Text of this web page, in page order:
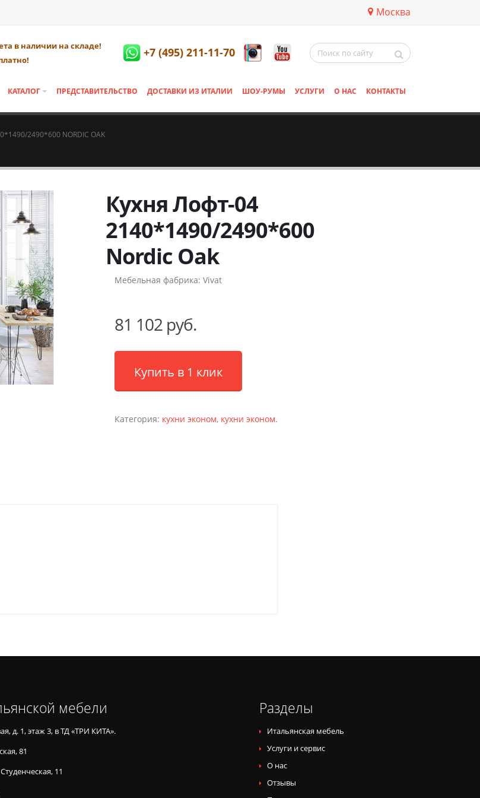
Москва
в наличии на складе!
+7 (495) 211-11-70
КАТАЛОГ ПРЕДСТАВИТЕЛЬСТВО ДОСТАВКИ ИЗ ИТАЛИИ ШОУ-РУМЫ УСЛУГИ О НАС КОНТАКТЫ
2490*600 NORDIC OAK
Кухня Лофт-04
2140*1490/2490*600
Nordic Oak
Мебельная фабрика: Vivat
81 102 руб.
Купить в 1 клик
Категория: кухни эконом, кухни эконом.
мебели
д. 1, этаж 3, в ТД «ТРИ КИТА».
81
11
Разделы
Итальянская мебель
Услуги и сервис
О нас
Отзывы